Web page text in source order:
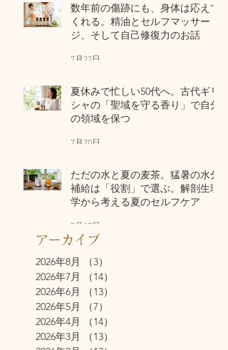
数年前の傷跡にも、身体は応えて
くれる。精油とセルフマッサー
ジ、そして自己修復力のお話
7月22日
夏休みで忙しい50代へ。古代ギリ
シャの「聖域を守る香り」で自分
の領域を保つ
7月20日
ただの水と夏の麦茶。猛暑の水分
補給は「役割」で選ぶ。解剖生理
学から考える夏のセルフケア
7月17日
アーカイブ
2026年8月
（3）
2026年7月
（14）
2026年6月
（13）
2026年5月
（7）
2026年4月
（14）
2026年3月
（13）